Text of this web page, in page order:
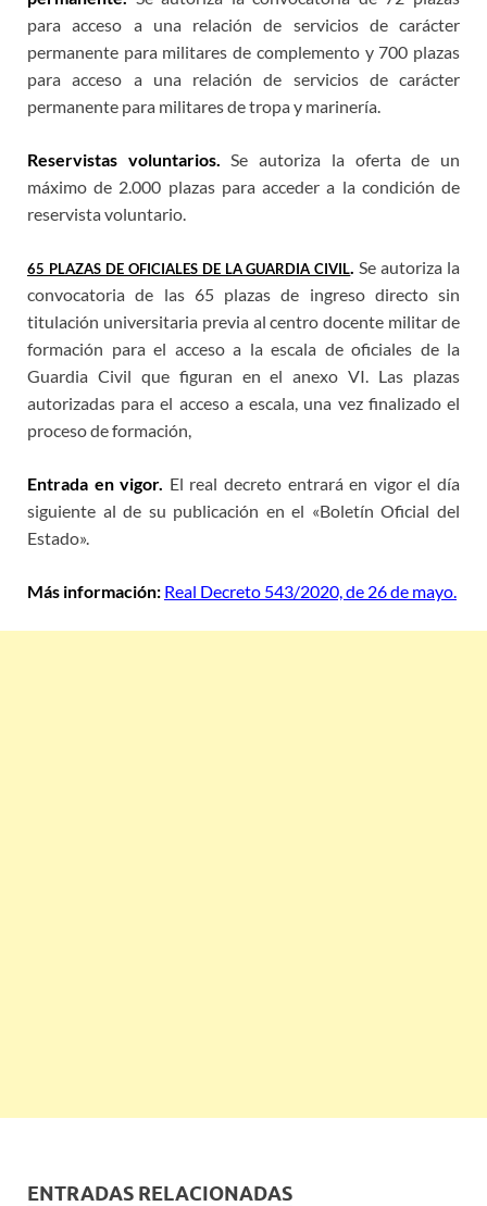
para acceso a una relación de servicios de carácter
permanente para militares de complemento y 700 plazas
para acceso a una relación de servicios de carácter
permanente para militares de tropa y marinería.
Reservistas voluntarios. Se autoriza la oferta de un
máximo de 2.000 plazas para acceder a la condición de
reservista voluntario.
65 PLAZAS DE OFICIALES DE LA GUARDIA CIVIL Se autoriza la
convocatoria de las 65 plazas de ingreso directo sin
titulación universitaria previa al centro docente militar de
formación para el acceso a la escala de oficiales de la
Guardia Civil que figuran en el anexo VI. Las plazas
autorizadas para el acceso a escala, una vez finalizado el
proceso de formación,
Entrada en vigor. El real decreto entrará en vigor el día
siguiente al de su publicación en el «Boletín Oficial del
Estado».
Más información: Real Decreto 543/2020, de 26 de mayo.
ENTRADAS RELACIONADAS